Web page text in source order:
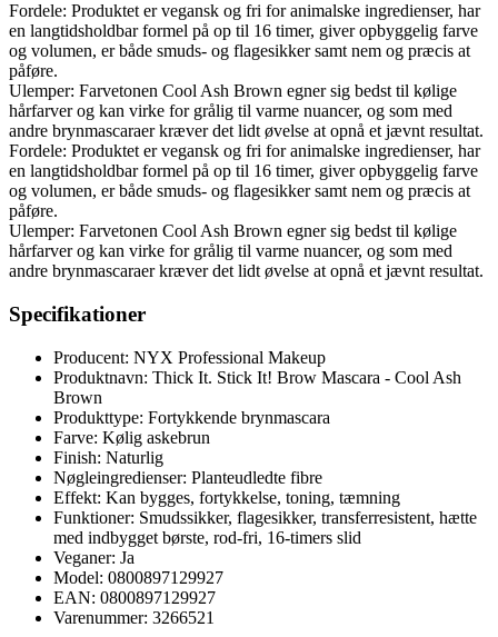
Fordele: Produktet er vegansk og fri for animalske ingredienser, har
en langtidsholdbar formel på op til 16 timer, giver opbyggelig farve
og volumen, er både smuds- og flagesikker samt nem og præcis at
påføre.
Ulemper: Farvetonen Cool Ash Brown egner sig bedst til kølige
hårfarver og kan virke for grålig til varme nuancer, og som med
andre brynmascaraer kræver det lidt øvelse at opnå et jævnt resultat.
Fordele: Produktet er vegansk og fri for animalske ingredienser, har
en langtidsholdbar formel på op til 16 timer, giver opbyggelig farve
og volumen, er både smuds- og flagesikker samt nem og præcis at
påføre.
Ulemper: Farvetonen Cool Ash Brown egner sig bedst til kølige
hårfarver og kan virke for grålig til varme nuancer, og som med
andre brynmascaraer kræver det lidt øvelse at opnå et jævnt resultat.
Specifikationer
Producent: NYX Professional Makeup
Produktnavn: Thick It. Stick It! Brow Mascara - Cool Ash
Brown
Produkttype: Fortykkende brynmascara
Farve: Kølig askebrun
Finish: Naturlig
Nøgleingredienser: Planteudledte fibre
Effekt: Kan bygges, fortykkelse, toning, tæmning
Funktioner: Smudssikker, flagesikker, transferresistent, hætte
med indbygget børste, rod-fri, 16-timers slid
Veganer: Ja
Model: 0800897129927
EAN: 0800897129927
Varenummer: 3266521